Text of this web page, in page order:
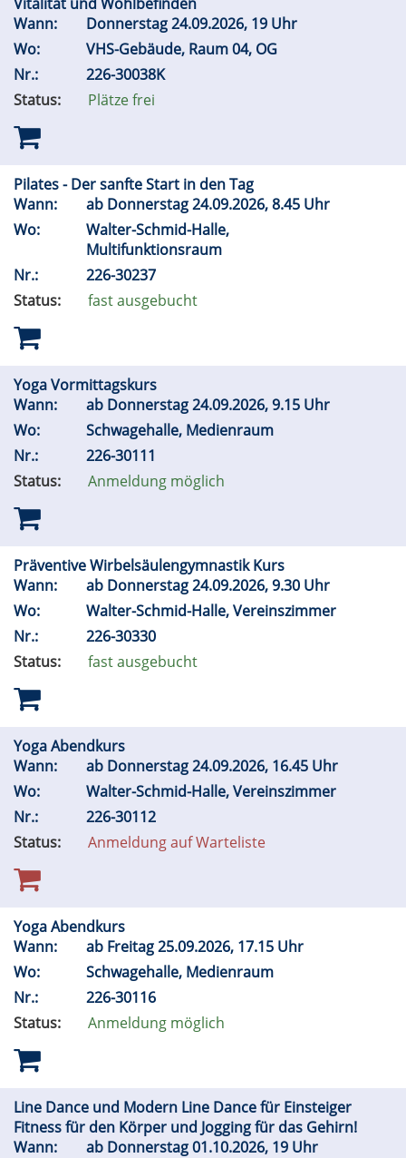
Wann:
Donnerstag 24.09.2026, 19 Uhr
Wo:
VHS-Gebäude, Raum 04, OG
Nr.:
226-30038K
Status:
Plätze frei
Pilates - Der sanfte Start in den Tag
Wann:
ab Donnerstag 24.09.2026, 8.45 Uhr
Wo:
Walter-Schmid-Halle,
Multifunktionsraum
Nr.:
226-30237
Status:
fast ausgebucht
Yoga Vormittagskurs
Wann:
ab Donnerstag 24.09.2026, 9.15 Uhr
Wo:
Schwagehalle, Medienraum
Nr.:
226-30111
Status:
Anmeldung möglich
Präventive Wirbelsäulengymnastik Kurs
Wann:
ab Donnerstag 24.09.2026, 9.30 Uhr
Wo:
Walter-Schmid-Halle, Vereinszimmer
Nr.:
226-30330
Status:
fast ausgebucht
Yoga Abendkurs
Wann:
ab Donnerstag 24.09.2026, 16.45 Uhr
Wo:
Walter-Schmid-Halle, Vereinszimmer
Nr.:
226-30112
Status:
Anmeldung auf Warteliste
Yoga Abendkurs
Wann:
ab Freitag 25.09.2026, 17.15 Uhr
Wo:
Schwagehalle, Medienraum
Nr.:
226-30116
Status:
Anmeldung möglich
Line Dance und Modern Line Dance für Einsteiger
Fitness für den Körper und Jogging für das Gehirn!
Wann:
ab Donnerstag 01.10.2026, 19 Uhr